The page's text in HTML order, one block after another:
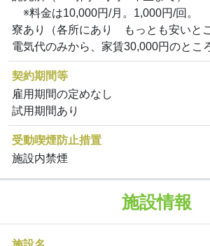
※料金は10,000円/月。1,000円/回。
寮あり（各所にあり もっとも安いと
電気代のみから、家賃30,000円のとこ
契約期間等
雇用期間の定めなし
試用期間あり
受動喫煙防止措置
施設内禁煙
施設情報